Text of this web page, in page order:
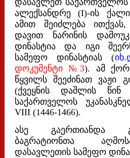
დასავლეთ საქართველოს
ალექსანდრე (I)-ის
ამით შეიძლება
დავით ნარინის
დინასტია და იგი
სამეფო დინასტიას (
დოკუმენტი №3). ამ
წყვილს შეეძინათ ვაჟი
(ქვეყნის დაშლის წინ
საქართველოს
VIII (1446-1466).
ასე გაერთიანდა
ბაგრატიონთა
დასავლეთის სამეფო